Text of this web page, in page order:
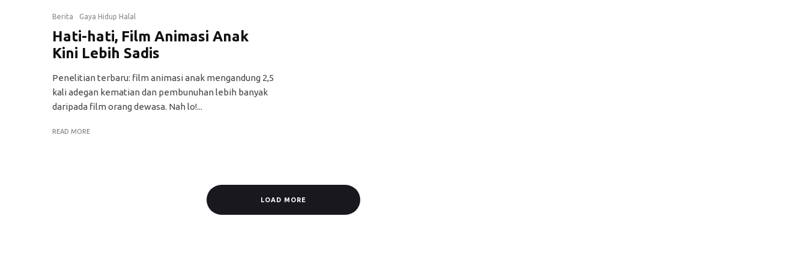
Berita Gaya Hidup Halal
Hati-hati, Film Animasi Anak
Kini Lebih Sadis
Penelitian terbaru: film animasi anak mengandung 2,5
kali adegan kematian dan pembunuhan lebih banyak
daripada film orang dewasa. Nah lo!...
READ MORE
LOAD MORE